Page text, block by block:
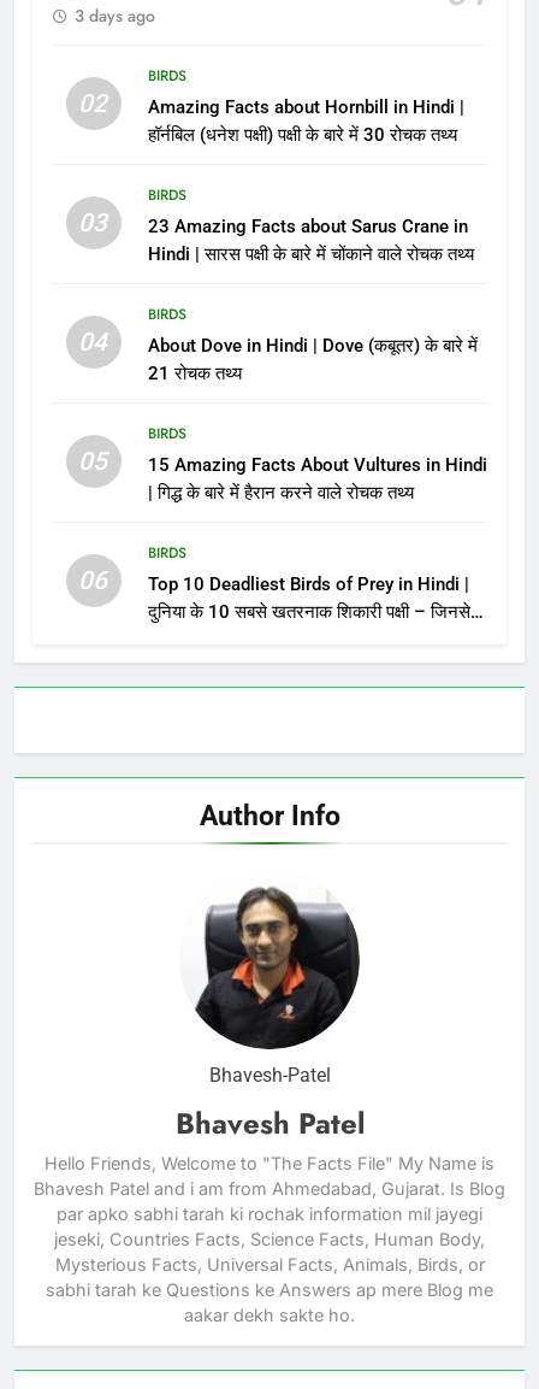
3 days ago
02
BIRDS
Amazing Facts about Hornbill in Hindi |
हॉर्नबिल (धनेश पक्षी) पक्षी के बारे में 30 रोचक तथ्य
03
BIRDS
23 Amazing Facts about Sarus Crane in
Hindi | सारस पक्षी के बारे में चोंकाने वाले रोचक तथ्य
04
BIRDS
About Dove in Hindi | Dove (कबूतर) के बारे में
21 रोचक तथ्य
05
BIRDS
15 Amazing Facts About Vultures in Hindi
| गिद्ध के बारे में हैरान करने वाले रोचक तथ्य
06
BIRDS
Top 10 Deadliest Birds of Prey in Hindi |
दुनिया के 10 सबसे खतरनाक शिकारी पक्षी – जिनसे
Author Info
Bhavesh-Patel
Bhavesh Patel
Hello Friends, Welcome to "The Facts File" My Name is
Bhavesh Patel and i am from Ahmedabad, Gujarat. Is Blog
par apko sabhi tarah ki rochak information mil jayegi
jeseki, Countries Facts, Science Facts, Human Body,
Mysterious Facts, Universal Facts, Animals, Birds, or
sabhi tarah ke Questions ke Answers ap mere Blog me
aakar dekh sakte ho.